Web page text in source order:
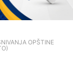
OPŠTINE